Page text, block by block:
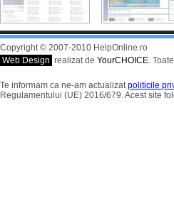
Copyright © 2007-2010 HelpOnline.ro
Web Design realizat de YourCHOICE.
Te informam ca ne-am actualizatpoliticile
Regulamentului (UE) 2016/679. Acest site